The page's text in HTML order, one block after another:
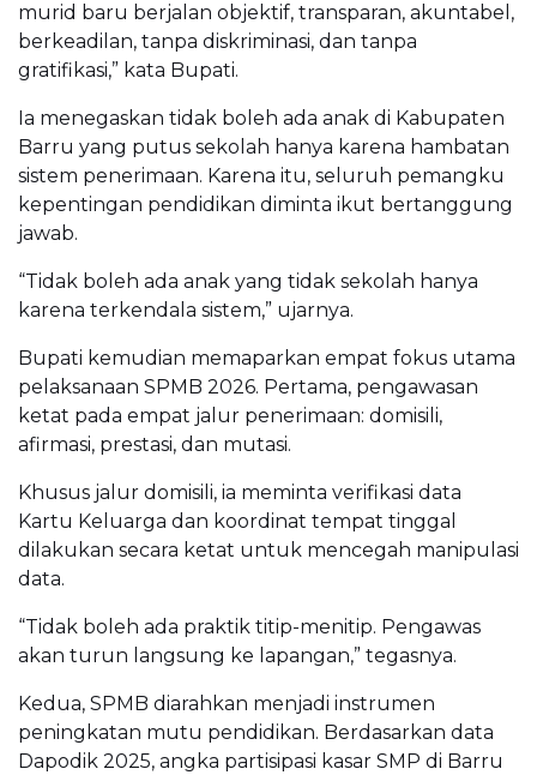
murid baru berjalan objektif, transparan, akuntabel,
berkeadilan, tanpa diskriminasi, dan tanpa
gratifikasi,” kata Bupati.
Ia menegaskan tidak boleh ada anak di Kabupaten
Barru yang putus sekolah hanya karena hambatan
sistem penerimaan. Karena itu, seluruh pemangku
kepentingan pendidikan diminta ikut bertanggung
jawab.
“Tidak boleh ada anak yang tidak sekolah hanya
karena terkendala sistem,” ujarnya.
Bupati kemudian memaparkan empat fokus utama
pelaksanaan SPMB 2026. Pertama, pengawasan
ketat pada empat jalur penerimaan: domisili,
afirmasi, prestasi, dan mutasi.
Khusus jalur domisili, ia meminta verifikasi data
Kartu Keluarga dan koordinat tempat tinggal
dilakukan secara ketat untuk mencegah manipulasi
data.
“Tidak boleh ada praktik titip-menitip. Pengawas
akan turun langsung ke lapangan,” tegasnya.
Kedua, SPMB diarahkan menjadi instrumen
peningkatan mutu pendidikan. Berdasarkan data
Dapodik 2025, angka partisipasi kasar SMP di Barru